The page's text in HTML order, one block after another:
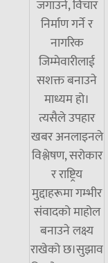
जगाउने, विचार
निर्माण गर्ने र
नागरिक
जिम्मेवारीलाई
सशक्त बनाउने
माध्यम हो।
त्यसैले उपहार
खबर अनलाइनले
विश्लेषण, सरोकार
र राष्ट्रिय
मुद्दाहरूमा गम्भीर
संवादको माहोल
बनाउने लक्ष्य
राखेको छ।सुझाव